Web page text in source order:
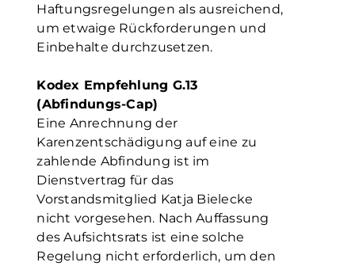
Haftungsregelungen als ausreichend,
um etwaige Rückforderungen und
Einbehalte durchzusetzen.
Kodex Empfehlung G.13
(Abfindungs-Cap)
Eine Anrechnung der
Karenzentschädigung auf eine zu
zahlende Abfindung ist im
Dienstvertrag für das
Vorstandsmitglied Katja Bielecke
nicht vorgesehen. Nach Auffassung
des Aufsichtsrats ist eine solche
Regelung nicht erforderlich, um den